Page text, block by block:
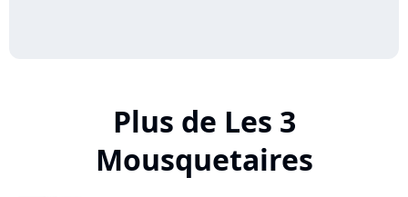
Plus de Les 3
Mousquetaires